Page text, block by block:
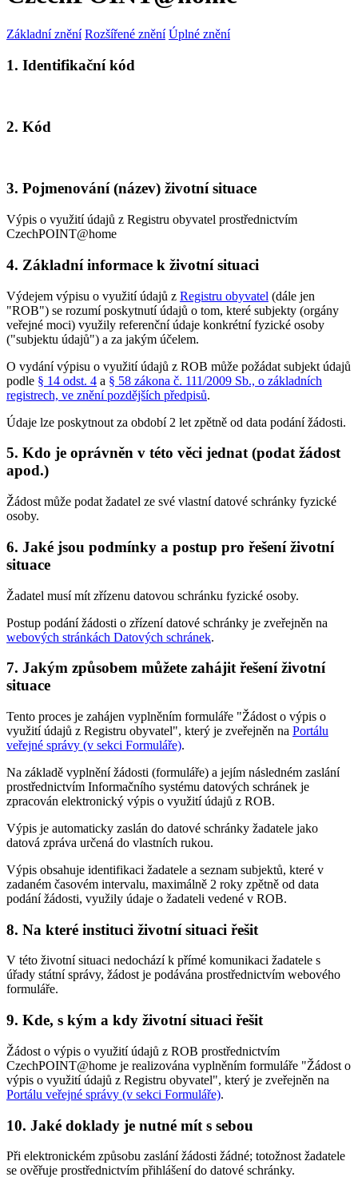
Základní znění Rozšířené znění Úplné znění
1. Identifikační kód
2. Kód
3. Pojmenování (název) životní situace
Výpis o využití údajů z Registru obyvatel prostřednictvím
CzechPOINT@home
4. Základní informace k životní situaci
Výdejem výpisu o využití údajů z Registru obyvatel (dále jen
"ROB") se rozumí poskytnutí údajů o tom, které subjekty (orgány
veřejné moci) využily referenční údaje konkrétní fyzické osoby
("subjektu údajů") a za jakým účelem.
O vydání výpisu o využití údajů z ROB může požádat subjekt údajů
podle § 14 odst. 4 a § 58 zákona č. 111/2009 Sb., o základních
registrech, ve znění pozdějších předpisů.
Údaje lze poskytnout za období 2 let zpětně od data podání žádosti.
5. Kdo je oprávněn v této věci jednat (podat žádost
apod.)
Žádost může podat žadatel ze své vlastní datové schránky fyzické
osoby.
6. Jaké jsou podmínky a postup pro řešení životní
situace
Žadatel musí mít zřízenu datovou schránku fyzické osoby.
Postup podání žádosti o zřízení datové schránky je zveřejněn na
webových stránkách Datových schránek.
7. Jakým způsobem můžete zahájit řešení životní
situace
Tento proces je zahájen vyplněním formuláře "Žádost o výpis o
využití údajů z Registru obyvatel", který je zveřejněn na Portálu
veřejné správy (v sekci Formuláře).
Na základě vyplnění žádosti (formuláře) a jejím následném zaslání
prostřednictvím Informačního systému datových schránek je
zpracován elektronický výpis o využití údajů z ROB.
Výpis je automaticky zaslán do datové schránky žadatele jako
datová zpráva určená do vlastních rukou.
Výpis obsahuje identifikaci žadatele a seznam subjektů, které v
zadaném časovém intervalu, maximálně 2 roky zpětně od data
podání žádosti, využily údaje o žadateli vedené v ROB.
8. Na které instituci životní situaci řešit
V této životní situaci nedochází k přímé komunikaci žadatele s
úřady státní správy, žádost je podávána prostřednictvím webového
formuláře.
9. Kde, s kým a kdy životní situaci řešit
Žádost o výpis o využití údajů z ROB prostřednictvím
CzechPOINT@home je realizována vyplněním formuláře "Žádost o
výpis o využití údajů z Registru obyvatel", který je zveřejněn na
Portálu veřejné správy (v sekci Formuláře).
10. Jaké doklady je nutné mít s sebou
Při elektronickém způsobu zaslání žádosti žádné; totožnost žadatele
se ověřuje prostřednictvím přihlášení do datové schránky.